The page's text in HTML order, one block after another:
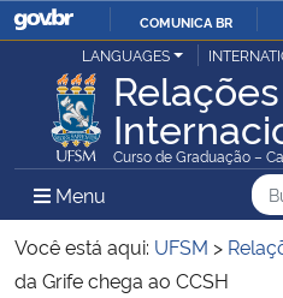
IR
O
COMUNICA BR
Ministério da Justiça e Segurança Pública
Ministério da Defesa
Ministério das Relações Exteriores
LANGUAGES
Relações
Curso de Graduação –
Menu Menu Principal do
Você está aqui: UFSM >
da Grife chega ao CCSH